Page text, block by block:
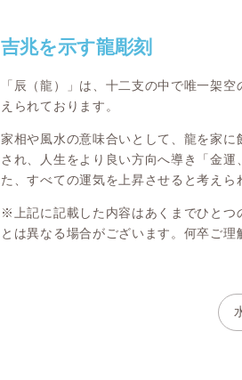
吉兆を示す龍彫刻
「辰（龍）」は、十二支の中で唯一架
えられております。
家相や風水の意味合いとして、龍を家に
され、人生をより良い方向へ導き「金
た、すべての運気を上昇させると考えら
※上記に記載した内容はあくまでひとつ
とは異なる場合がございます。何卒ご理